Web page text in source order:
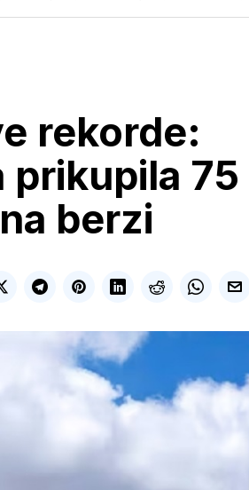
rekorde:
prikupila 75
berzi